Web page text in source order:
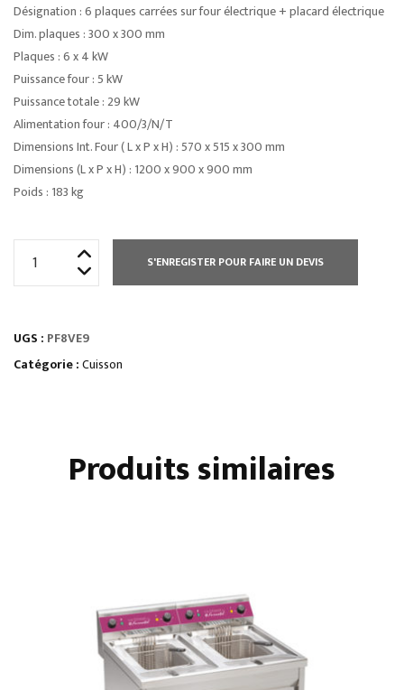
Désignation : 6 plaques carrées sur four électrique + placard électrique
Dim. plaques : 300 x 300 mm
Plaques : 6 x 4 kW
Puissance four : 5 kW
Puissance totale : 29 kW
Alimentation four : 400/3/N/T
Dimensions Int. Four ( L x P x H) : 570 x 515 x 300 mm
Dimensions (L x P x H) : 1200 x 900 x 900 mm
Poids : 183 kg
DE
MIJOTAGE
S'ENREGISTER POUR FAIRE UN DEVIS
UGS : PF8VE9
Catégorie :Cuisson
Produits similaires